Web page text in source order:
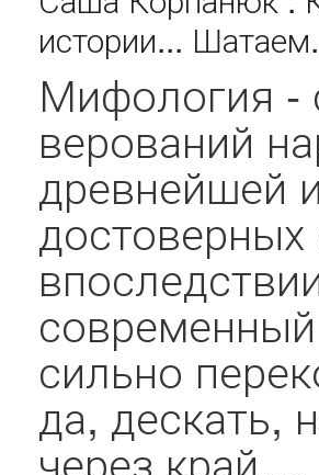
истории...
Мифология -
верований
древнейшей
сильно
да, дескать,
через край,...